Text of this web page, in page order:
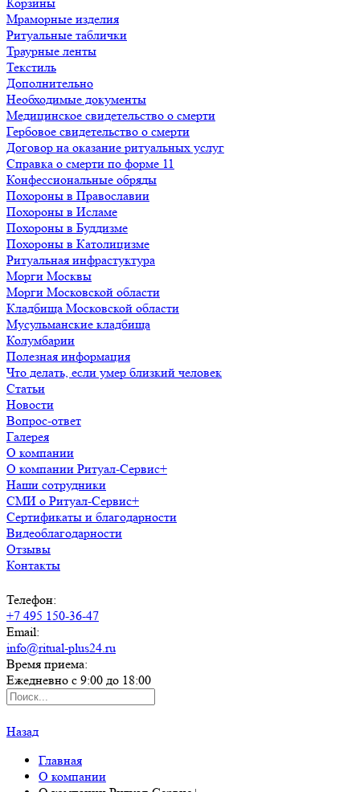
Мраморные изделия
Ритуальные таблички
Траурные ленты
Текстиль
Дополнительно
Необходимые документы
Медицинское свидетельство о смерти
Гербовое свидетельство о смерти
Договор на оказание ритуальных услуг
Справка о смерти по форме 11
Конфессиональные обряды
Похороны в Православии
Похороны в Исламе
Похороны в Буддизме
Похороны в Католицизме
Ритуальная инфрастуктура
Морги Москвы
Морги Московской области
Кладбища Московской области
Мусульманские кладбища
Колумбарии
Полезная информация
Что делать, если умер близкий человек
Статьи
Новости
Вопрос-ответ
Галерея
О компании
О компании Ритуал-Сервис+
Наши сотрудники
СМИ о Ритуал-Сервис+
Сертификаты и благодарности
Видеоблагодарности
Отзывы
Контакты
Телефон:
+7 495 150-36-47
Email:
info@ritual-plus24.ru
Время приема:
Ежедневно с 9:00 до 18:00
Назад
Главная
О компании